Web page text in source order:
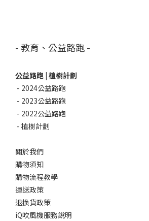
- 教育、公益路跑 -
公益路跑 | 植樹計劃
- 2024公益路跑
- 2023公益路跑
- 2022公益路跑
- 植樹計劃
關於我們
購物須知
購物流程教學
運送政策
退換貨政策
iQ吹風機服務說明